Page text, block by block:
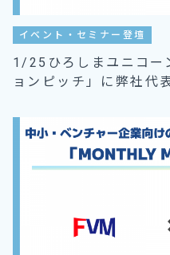
イベント・セミナー登壇
1/25ひろしまユニコー
ョンピッチ」に弊社代